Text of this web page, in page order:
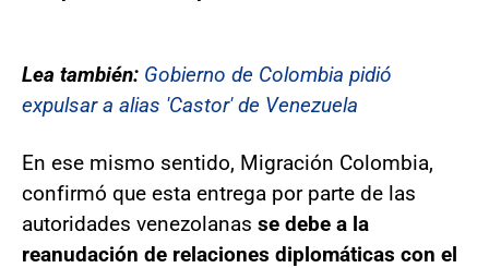
Lea también: Gobierno de Colombia pidió
expulsar a alias 'Castor' de Venezuela
En ese mismo sentido, Migración Colombia,
confirmó que esta entrega por parte de las
autoridades venezolanas se debe a la
reanudación de relaciones diplomáticas con el